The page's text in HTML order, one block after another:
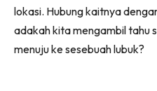
lokasi. Hubung kaitnya
adakah kita mengambil tahu
menuju ke sesebuah lubuk?